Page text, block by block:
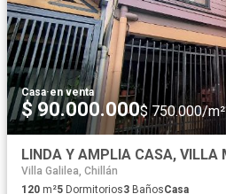
Casa·en venta
$ 90.000.000$ 750.000/m²
Villa Galilea, Chillán
120 m²5 Dormitorios3 BañosCasa